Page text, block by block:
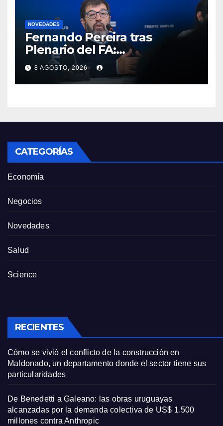
NOVEDADES
Fernando Pereira tras
Plenario del FA:
“Probablemente Orsi no
luzca tan bien en la tribuna”
como Lacalle Pou “pero en la
8 AGOSTO, 2026
CATEGORÍAS
Economía
Negocios
Novedades
Salud
Science
RECIENTES
Cómo se vivió el conflicto de la construcción en
Maldonado, un departamento donde el sector tiene sus
particularidades
De Benedetti a Galeano: las obras uruguayas
alcanzadas por la demanda colectiva de US$ 1.500
millones contra Anthropic